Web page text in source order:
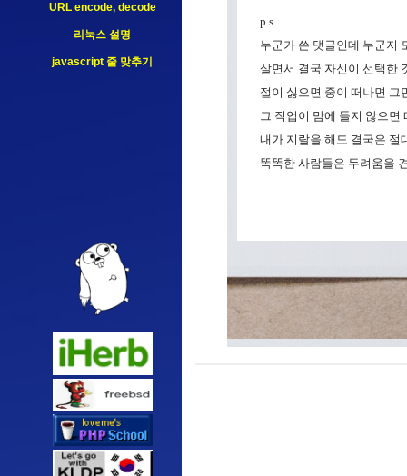
URL encode, decode
리눅스 설명
javascript 줄 맞추기
p.s
누군가 쓴 댓글인데 누군지
살면서 결국 자신이 선택한
절이 싫으면 중이 떠나면 그
그 직업이 맘에 들지 않으면
내가 지랄을 해도 결국은 절
똑똑한 사람들은 두려움을